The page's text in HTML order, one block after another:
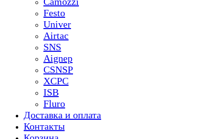
Festo
Univer
Airtac
SNS
Aignep
CSNSP
XCPC
ISB
Fluro
Доставка и оплата
Контакты